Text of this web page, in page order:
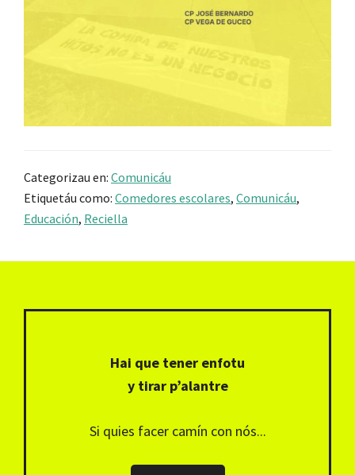
Categorizau en: Comunicáu
Etiquetáu como: Comedores escolares, Comunicáu,
Educación, Reciella
Hai que tener enfotu
y tirar p’alantre
Si quies facer camín con nós...